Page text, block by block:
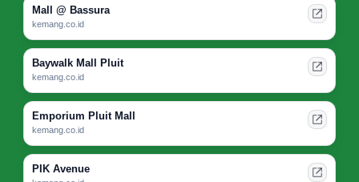
Mall @ Bassura
kemang.co.id
Baywalk Mall Pluit
kemang.co.id
Emporium Pluit Mall
kemang.co.id
PIK Avenue